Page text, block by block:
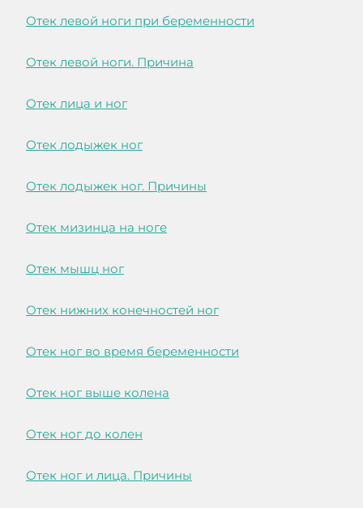
Отек левой ноги при беременности
Отек левой ноги. Причина
Отек лица и ног
Отек лодыжек ног
Отек лодыжек ног. Причины
Отек мизинца на ноге
Отек мышц ног
Отек нижних конечностей ног
Отек ног во время беременности
Отек ног выше колена
Отек ног до колен
Отек ног и лица. Причины